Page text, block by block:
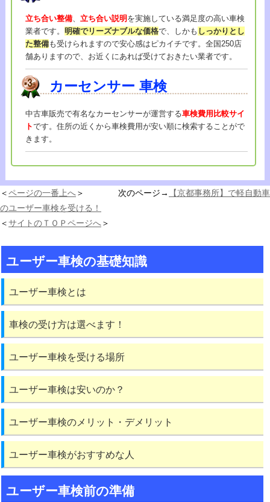
立ち合い整備、 立ち合い説明を実施している満足度の高い車検
業者です。 明確でリーズナブルな価格で、しかも しっかりとし
た整備も受けられますので安心感はピカイチです。全国250店
舗ありますので、お近くにあれば受けておきたい業者です。
カーセンサー 車検
中古車販売で有名なカーセンサーが運営する車検費用比較サイ
トです。住所の近くから車検費用が安い順に検索することがで
きます。
＜ページの一番上へ＞ 次のページ→
【京都事務所】で軽自動車
のユーザー車検を受ける！
＜サイトのＴＯＰページへ＞
ユーザー車検の基礎知識
ユーザー車検とは
車検の受け方は選べます！
ユーザー車検を受ける場所
ユーザー車検は安いのか？
ユーザー車検のメリット・デメリット
ユーザー車検がおすすめな人
ユーザー車検前の準備